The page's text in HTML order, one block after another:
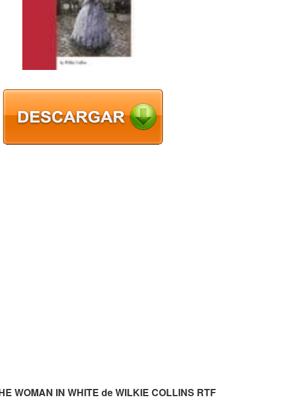
WOMAN IN WHITE de WILKIE COLLINS RTF